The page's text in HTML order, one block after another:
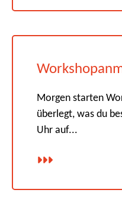
Morgen starten
überlegt, was du
Uhr auf...